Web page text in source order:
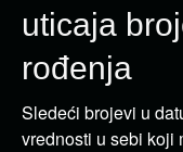
uticaja
rođenja
Sledeći brojevi u
vrednosti u sebi koji